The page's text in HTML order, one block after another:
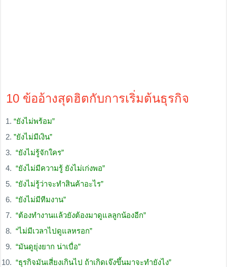
10 ข้ออ้างสุดฮิตกับการเริ่มต้นธุรกิจ
“ยังไม่พร้อม”
”ยังไม่มีเงิน”
“ยังไม่รู้จักใคร”
“ยังไม่มีความรู้ ยังไม่เก่งพอ”
“ยังไม่รู้ว่าจะทำสินค้าอะไร”
“ยังไม่มีทีมงาน”
“ต้องทำงานแล้วยังต้องมาดูแลลูกน้องอีก”
“ไม่มีเวลาไปดูแลหรอก”
“มันดูยุ่งยาก น่าเบื่อ”
“ธุรกิจมันเสี่ยงเกินไป ถ้าเกิดเจ๊งขึ้นมาจะทำยังไง”